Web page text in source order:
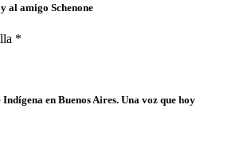
al amigo Schenone
*
en Buenos Aires. Una voz que hoy